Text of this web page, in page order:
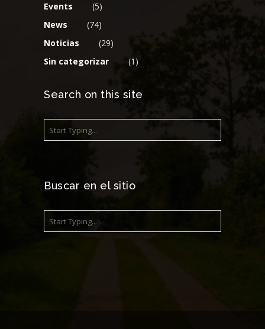
Events
(5)
News
(74)
Noticias
(29)
Sin categorizar
(1)
Search on this site
Buscar en el sitio